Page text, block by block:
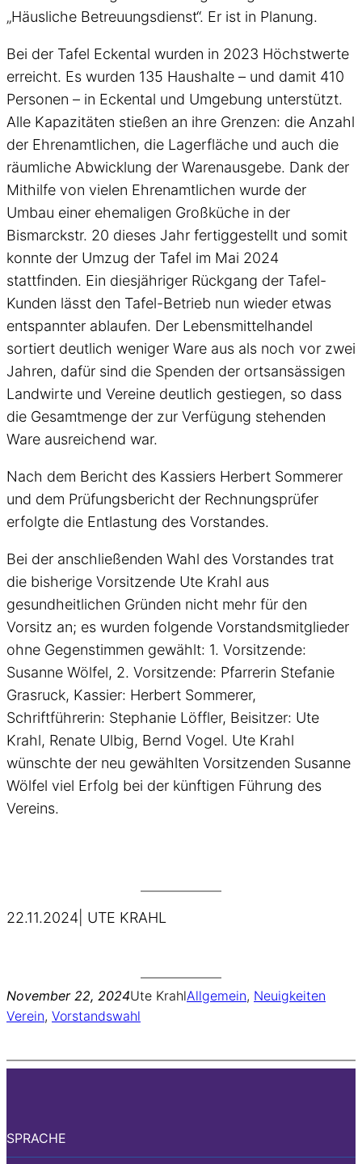
„Häusliche Betreuungsdienst“. Er ist in Planung.
Bei der Tafel Eckental wurden in 2023 Höchstwerte
erreicht. Es wurden 135 Haushalte – und damit 410
Personen – in Eckental und Umgebung unterstützt.
Alle Kapazitäten stießen an ihre Grenzen: die Anzahl
der Ehrenamtlichen, die Lagerfläche und auch die
räumliche Abwicklung der Warenausgebe. Dank der
Mithilfe von vielen Ehrenamtlichen wurde der
Umbau einer ehemaligen Großküche in der
Bismarckstr. 20 dieses Jahr fertiggestellt und somit
konnte der Umzug der Tafel im Mai 2024
stattfinden. Ein diesjähriger Rückgang der Tafel-
Kunden lässt den Tafel-Betrieb nun wieder etwas
entspannter ablaufen. Der Lebensmittelhandel
sortiert deutlich weniger Ware aus als noch vor zwei
Jahren, dafür sind die Spenden der ortsansässigen
Landwirte und Vereine deutlich gestiegen, so dass
die Gesamtmenge der zur Verfügung stehenden
Ware ausreichend war.
Nach dem Bericht des Kassiers Herbert Sommerer
und dem Prüfungsbericht der Rechnungsprüfer
erfolgte die Entlastung des Vorstandes.
Bei der anschließenden Wahl des Vorstandes trat
die bisherige Vorsitzende Ute Krahl aus
gesundheitlichen Gründen nicht mehr für den
Vorsitz an; es wurden folgende Vorstandsmitglieder
ohne Gegenstimmen gewählt: 1. Vorsitzende:
Susanne Wölfel, 2. Vorsitzende: Pfarrerin Stefanie
Grasruck, Kassier: Herbert Sommerer,
Schriftführerin: Stephanie Löffler, Beisitzer: Ute
Krahl, Renate Ulbig, Bernd Vogel. Ute Krahl
wünschte der neu gewählten Vorsitzenden Susanne
Wölfel viel Erfolg bei der künftigen Führung des
Vereins.
22.11.2024| UTE KRAHL
November 22, 2024Ute KrahlAllgemein, Neuigkeiten
Verein, Vorstandswahl
SPRACHE